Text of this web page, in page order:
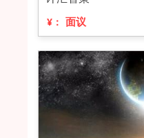
¥： 面议